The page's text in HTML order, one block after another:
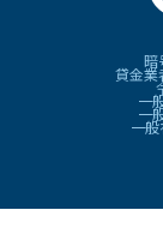
暗
貸金業
一
一
一